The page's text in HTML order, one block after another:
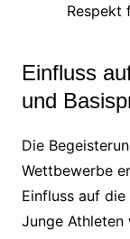
Respekt
Einfluss
und
Die
Wettbewerbe
Einfluss auf
Junge Athleten